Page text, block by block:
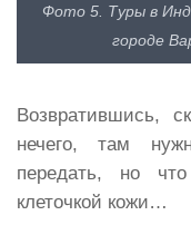
Фото 5. Туры в
городе
Возвратившись,
нечего, там
передать, но
клеточкой кожи…